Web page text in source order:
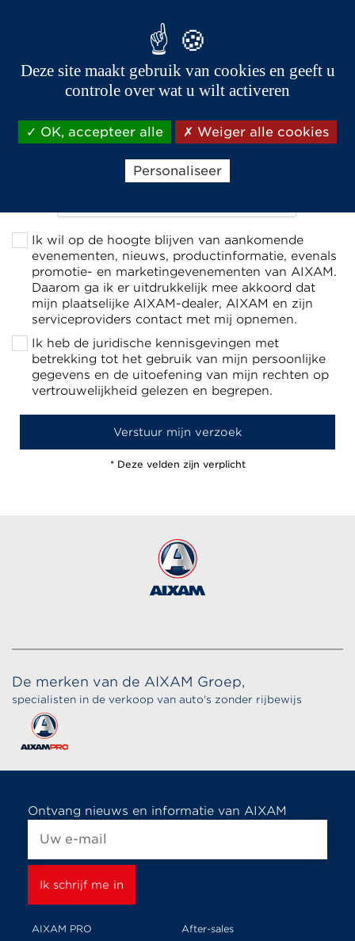
Ik wil op de hoogte blijven van aankomende
evenementen, nieuws, productinformatie, evenals
promotie- en marketingevenementen van AIXAM.
Daarom ga ik er uitdrukkelijk mee akkoord dat
mijn plaatselijke AIXAM-dealer, AIXAM en zijn
serviceproviders contact met mij opnemen.
Ik heb de juridische kennisgevingen met
betrekking tot het gebruik van mijn persoonlijke
gegevens en de uitoefening van mijn rechten op
vertrouwelijkheid gelezen en begrepen.
* Deze velden zijn verplicht
De merken van de AIXAM Groep,
specialisten in de verkoop van auto's zonder rijbewijs
Ontvang nieuws en informatie van AIXAM
AIXAM PRO
After-sales
Deze site maakt gebruik van cookies en geeft u
controle over wat u wilt activeren
OK, accepteer alle Weiger alle cookies
Personaliseer